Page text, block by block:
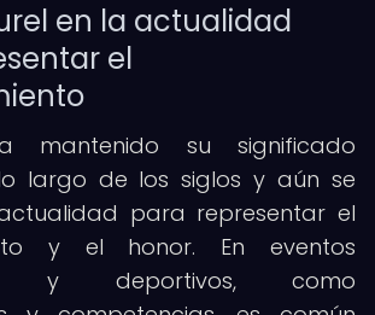
en la actualidad
el
mantenido su significado
largo de los siglos y aún se
para representar el
y el honor. En eventos
y deportivos, como